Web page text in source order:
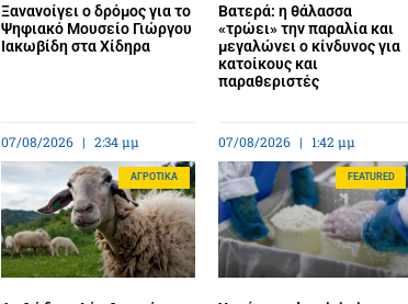
Ξανανοίγει ο δρόμος για το
Ψηφιακό Μουσείο Γιώργου
Ιακωβίδη στα Χίδηρα
07/08/2026 2:34 μμ
Βατερά: η θάλασσα
«τρώει» την παραλία και
μεγαλώνει ο κίνδυνος για
κατοίκους και
παραθεριστές
07/08/2026 1:42 μμ
ΑΓΡΟΤΙΚΆ FEATURED